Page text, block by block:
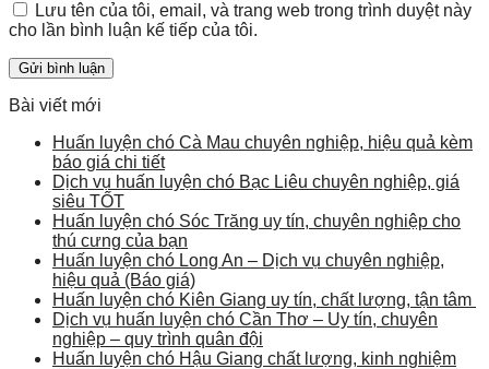
Lưu tên của tôi, email, và trang web trong trình duyệt này
cho lần bình luận kế tiếp của tôi.
Bài viết mới
Huấn luyện chó Cà Mau chuyên nghiệp, hiệu quả kèm
báo giá chi tiết
Dịch vụ huấn luyện chó Bạc Liêu chuyên nghiệp, giá
siêu TỐT
Huấn luyện chó Sóc Trăng uy tín, chuyên nghiệp cho
thú cưng của bạn
Huấn luyện chó Long An – Dịch vụ chuyên nghiệp,
hiệu quả (Báo giá)
Huấn luyện chó Kiên Giang uy tín, chất lượng, tận tâm
Dịch vụ huấn luyện chó Cần Thơ – Uy tín, chuyên
nghiệp – quy trình quân đội
Huấn luyện chó Hậu Giang chất lượng, kinh nghiệm